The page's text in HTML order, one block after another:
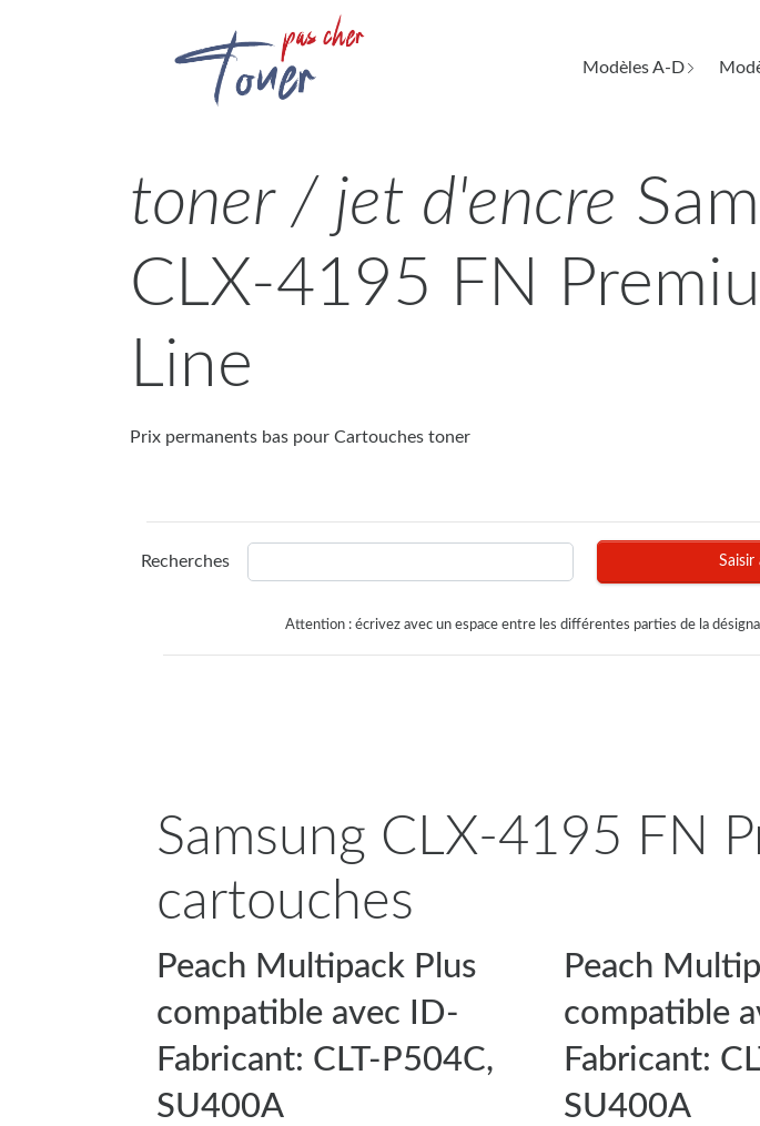
Modèles A-D
toner / jet d'encre
CLX-4195 FN
Line
Prix permanents bas pour Cartouches toner
Recherches Saisir
Attention : écrivez avec un espace entre les différentes parties de la
Samsung CLX-4195 FN
cartouches
Peach Multipack Plus
compatible avec ID-
Fabricant: CLT-P504C,
SU400A
Peach
compatible
Fabricant:
SU400A